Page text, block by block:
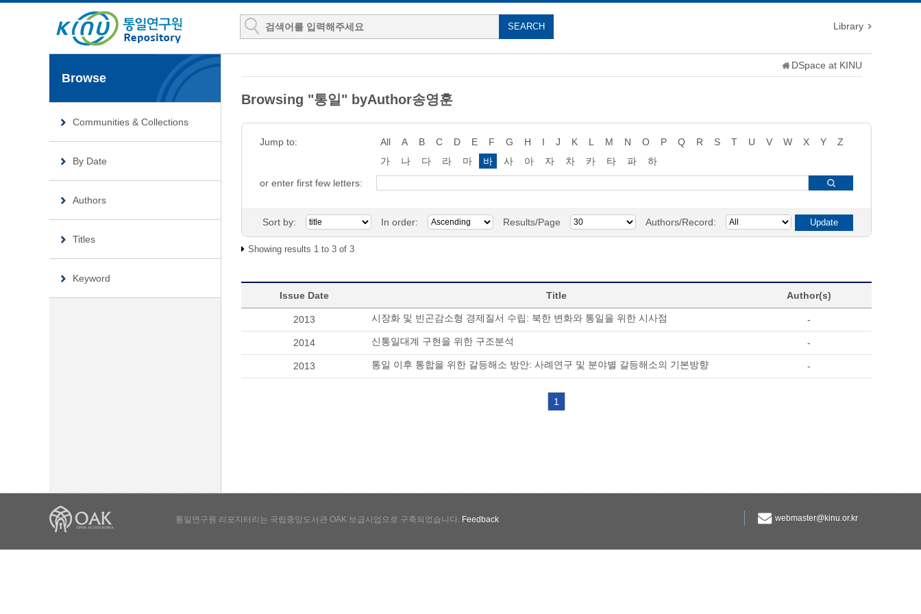
Library
Browse
Communities & Collections
By Date
Authors
Titles
Keyword
DSpace at KINU
Browsing "통일" byAuthor송영훈
Jump to: All A B C D E F G H I J K L M N O P Q R S T U V W X Y
Z
가
나 다 라 마 바 사 아 자 차 카 타 파
하
or enter first few letters:
Sort by: In order: Results/Page Authors/Record:
Showing results 1 to 3 of 3
Issue Date Title Author(s)
2013 시장화 및 빈곤감소형 경제질서 수립: 북한 변화와 통일을 위한 시사점 -
2014 신통일대계 구현을 위한 구조분석 -
2013 통일 이후 통합을 위한 갈등해소 방안: 사례연구 및 분야별 갈등해소의 기본방향 -
1
webmaster@kinu.or.kr
통일연구원 리포지터리는 국립중앙도서관 OAK 보급사업으로 구축되었습니다. Feedback